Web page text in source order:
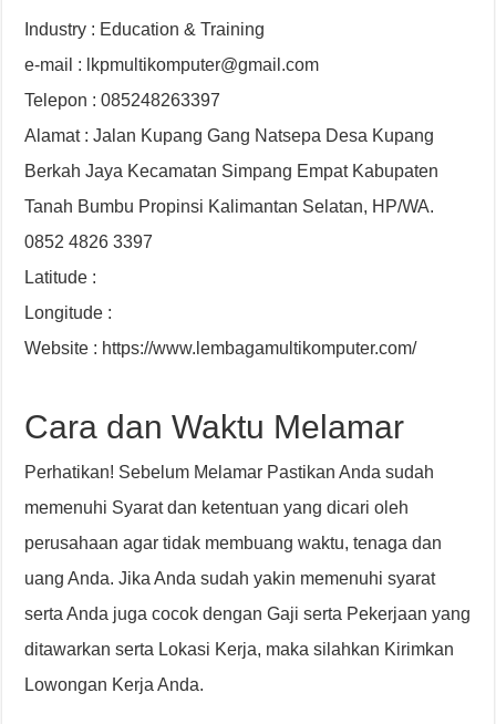
Industry : Education & Training
e-mail : lkpmultikomputer@gmail.com
Telepon : 085248263397
Alamat : Jalan Kupang Gang Natsepa Desa Kupang
Berkah Jaya Kecamatan Simpang Empat Kabupaten
Tanah Bumbu Propinsi Kalimantan Selatan, HP/WA.
0852 4826 3397
Latitude :
Longitude :
Website : https://www.lembagamultikomputer.com/
Cara dan Waktu Melamar
Perhatikan! Sebelum Melamar Pastikan Anda sudah
memenuhi Syarat dan ketentuan yang dicari oleh
perusahaan agar tidak membuang waktu, tenaga dan
uang Anda. Jika Anda sudah yakin memenuhi syarat
serta Anda juga cocok dengan Gaji serta Pekerjaan yang
ditawarkan serta Lokasi Kerja, maka silahkan Kirimkan
Lowongan Kerja Anda.